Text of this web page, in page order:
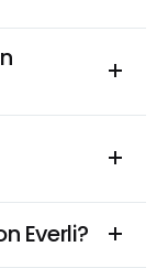
Everli?